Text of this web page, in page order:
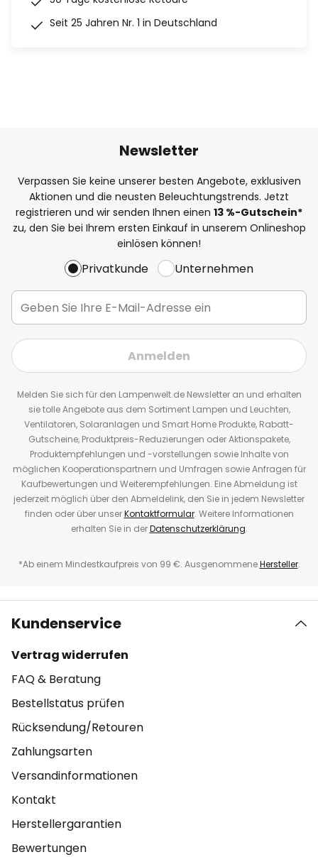
Seit 25 Jahren Nr. 1 in Deutschland
Newsletter
Verpassen Sie keine unserer besten Angebote, exklusiven
Aktionen und die neusten Beleuchtungstrends. Jetzt
registrieren und wir senden Ihnen einen 13 %-Gutschein*
zu, den Sie bei Ihrem ersten Einkauf in unserem Onlineshop
einlösen können!
Privatkunde Unternehmen
Anmelden
Melden Sie sich für den Lampenwelt.de Newsletter an und erhalten
sie tolle Angebote aus dem Sortiment Lampen und Leuchten,
Ventilatoren, Solaranlagen und Smart Home Produkte, Rabatt-
Gutscheine, Produktpreis-Reduzierungen oder Aktionspakete,
Produktempfehlungen und -vorstellungen sowie Inhalte von
möglichen Kooperationspartnern und Umfragen sowie Anfragen für
Kaufbewertungen und Weiterempfehlungen. Eine Abmeldung ist
jederzeit möglich über den Abmeldelink, den Sie in jedem Newsletter
finden oder über unserKontaktformular. Weitere Informationen
erhalten Sie in derDatenschutzerklärung.
*Ab einem Mindestkaufpreis von 99 €. AusgenommeneHersteller.
Kundenservice
Vertrag widerrufen
FAQ & Beratung
Bestellstatus prüfen
Rücksendung/Retouren
Zahlungsarten
Versandinformationen
Kontakt
Herstellergarantien
Bewertungen